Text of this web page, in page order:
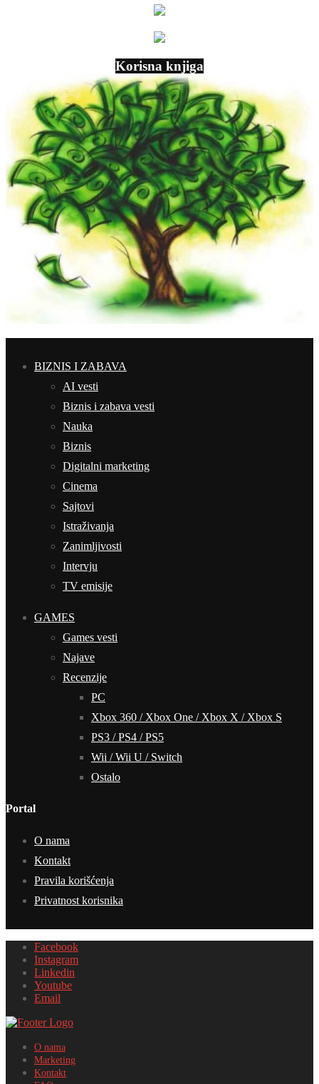
Korisna knjiga
BIZNIS I ZABAVA
AI vesti
Biznis i zabava vesti
Nauka
Biznis
Digitalni marketing
Cinema
Sajtovi
Istraživanja
Zanimljivosti
Intervju
TV emisije
GAMES
Games vesti
Najave
Recenzije
PC
Xbox 360 / Xbox One / Xbox X / Xbox S
PS3 / PS4 / PS5
Wii / Wii U / Switch
Ostalo
Portal
O nama
Kontakt
Pravila korišćenja
Privatnost korisnika
Facebook
Instagram
Linkedin
Youtube
Email
O nama
Marketing
Kontakt